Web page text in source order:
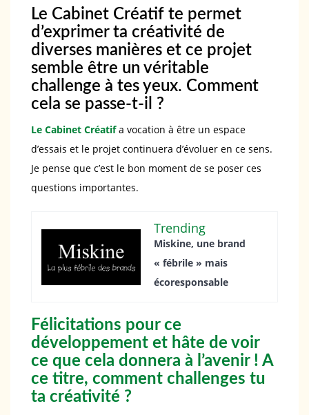
Le Cabinet Créatif te permet
d’exprimer ta créativité de
diverses manières et ce projet
semble être un véritable
challenge à tes yeux. Comment
cela se passe-t-il ?
Le Cabinet Créatifa vocation à être un espace
d’essais et le projet continuera d’évoluer en ce sens.
Je pense que c’est le bon moment de se poser ces
questions importantes.
Trending
Miskine, une brand
« fébrile » mais
écoresponsable
Félicitations pour ce
développement et hâte de voir
ce que cela donnera à l’avenir ! A
ce titre, comment challenges tu
ta créativité ?